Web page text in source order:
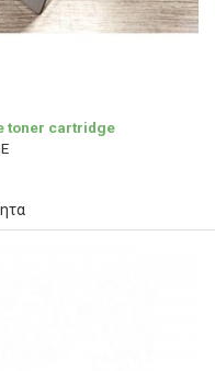
toner cartridge